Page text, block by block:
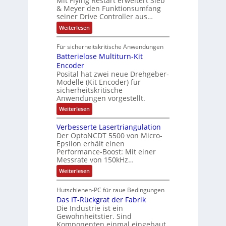
o
m
a
t
i
o
g
e
w
ä
h
t
i
t
s
k
ä
f
t
e
d
i
e
r
4
0
A
e
t
z
t
e
l
e
r
ä
l
t
S
c
h
u
t
z
l
a
c
k
b
e
s
c
i
c
h
t
& Meyer den Funktionsumfang
seiner Drive Controller aus…
Weiterlesen:
S
n
s
l
o
s
e
F
a
n
g
s
c
h
a
l
u
n
g
Für sicherheitskritische Anwendungen
Batterielose Multiturn-Kit
Encoder
Posital hat zwei neue Drehgeber-
Modelle (Kit Encoder) für
sicherheitskritische
Anwendungen vorgestellt.
Weiterlesen:
B
t
t
e
r
i
e
l
o
e
M
u
l
t
Verbesserte Lasertriangulation
Der OptoNCDT 5500 von Micro-
Epsilon erhält einen
Performance-Boost: Mit einer
Messrate von 150kHz…
Weiterlesen:
V
r
b
e
s
s
Hutschienen-PC für raue Bedingungen
Das IT-Rückgrat der Fabrik
Die Industrie ist ein
Gewohnheitstier. Sind
Komponenten einmal eingebaut,